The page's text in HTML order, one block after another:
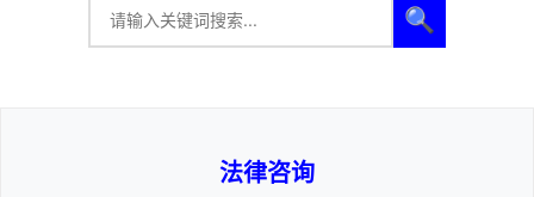
🔍
法律咨询